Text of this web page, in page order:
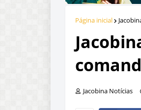
Página inicial
Jacobina Notícias